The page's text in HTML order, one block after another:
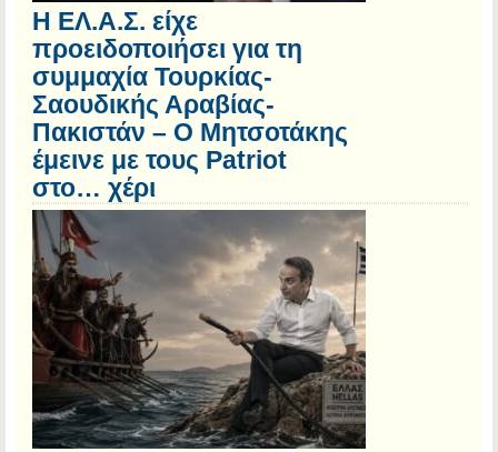
Η ΕΛ.Α.Σ. είχε
προειδοποιήσει για τη
συμμαχία Τουρκίας-
Σαουδικής Αραβίας-
Πακιστάν – Ο Μητσοτάκης
έμεινε με τους Patriot
στο… χέρι